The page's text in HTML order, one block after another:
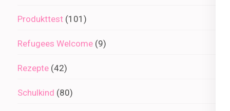
Produkttest (101)
Refugees Welcome (9)
Rezepte (42)
Schulkind (80)